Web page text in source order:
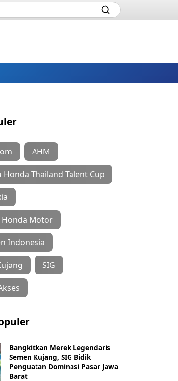
AHM
Honda Thailand Talent Cup
Honda Motor
Indonesia
SIG
Bangkitkan Merek Legendaris
Semen Kujang, SIG Bidik
Penguatan Dominasi Pasar Jawa
Barat